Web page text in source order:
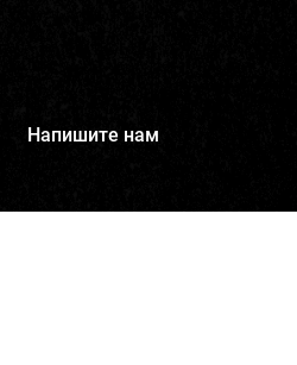
Напишите нам